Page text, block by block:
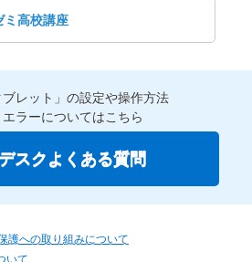
ブレット」の設定や操作方法
ラーについてはこちら
スクよくある質問
護への取り組みについて